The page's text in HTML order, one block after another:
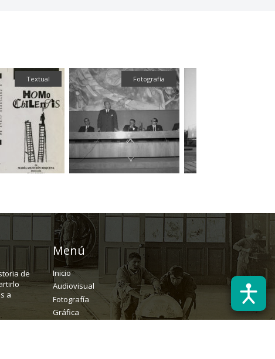
Textual Fotografía
de
a
Menú
Inicio
Audiovisual
Fotografía
Gráfica